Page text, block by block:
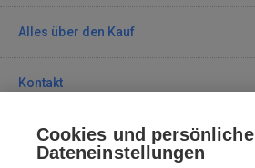
Alles über den Kauf
Kontakt
Kontaktieren Sie uns
Cookies und persönliche
Dateneinstellungen